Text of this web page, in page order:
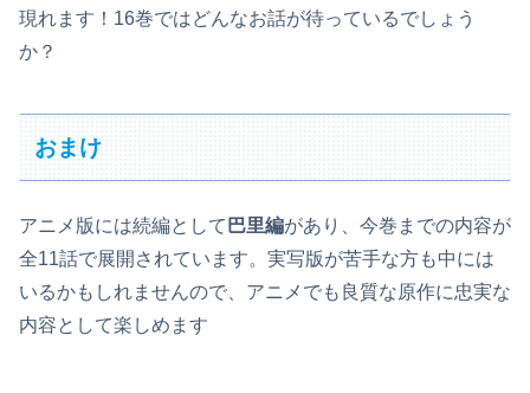
現れます！16巻ではどんなお話が待っているでしょう
か？
おまけ
アニメ版には続編として 巴里編があり、今巻までの内容が
全11話で展開されています。実写版が苦手な方も中には
いるかもしれませんので、アニメでも良質な原作に忠実な
内容として楽しめます